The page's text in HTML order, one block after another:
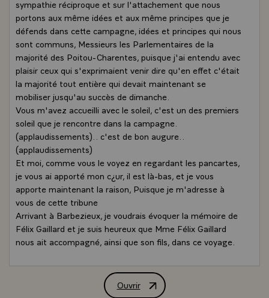
sympathie réciproque et sur l'attachement que nous
portons aux même idées et aux même principes que je
défends dans cette campagne, idées et principes qui nous
sont communs, Messieurs les Parlementaires de la
majorité des Poitou-Charentes, puisque j'ai entendu avec
plaisir ceux qui s'exprimaient venir dire qu'en effet c'était
la majorité tout entière qui devait maintenant se
mobiliser jusqu'au succès de dimanche.
Vous m'avez accueilli avec le soleil, c'est un des premiers
soleil que je rencontre dans la campagne.
(applaudissements).. c'est de bon augure..
(applaudissements)
Et moi, comme vous le voyez en regardant les pancartes,
je vous ai apporté mon c¿ur, il est là-bas, et je vous
apporte maintenant la raison, Puisque je m'adresse à
vous de cette tribune
Arrivant à Barbezieux, je voudrais évoquer la mémoire de
Félix Gaillard et je suis heureux que Mme Félix Gaillard
nous ait accompagné, ainsi que son fils, dans ce voyage.
France. Il était l'un des très grands talents de la IVème
République, il avait l'intelligence, il avait la clarté d'esprit
Ouvrir
Discours de M. Valéry Giscard